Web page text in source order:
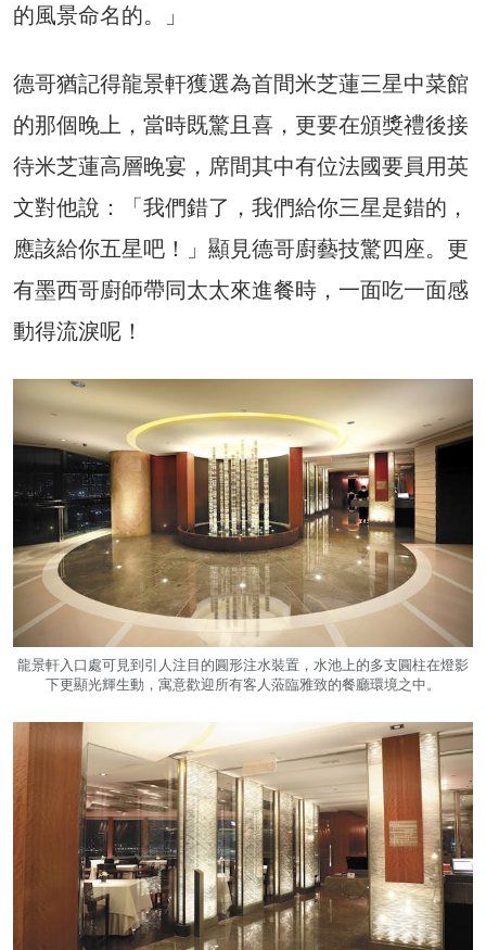
的風景命名的。」
德哥猶記得龍景軒獲選為首間米芝蓮三星中菜館
的那個晚上，當時既驚且喜，更要在頒獎禮後接
待米芝蓮高層晚宴，席間其中有位法國要員用英
文對他說：「我們錯了，我們給你三星是錯的，
應該給你五星吧！」顯見德哥廚藝技驚四座。更
有墨西哥廚師帶同太太來進餐時，一面吃一面感
動得流淚呢！
龍景軒入口處可見到引人注目的圓形注水裝置，水池上的多支圓柱在燈影
下更顯光輝生動，寓意歡迎所有客人蒞臨雅致的餐廳環境之中。